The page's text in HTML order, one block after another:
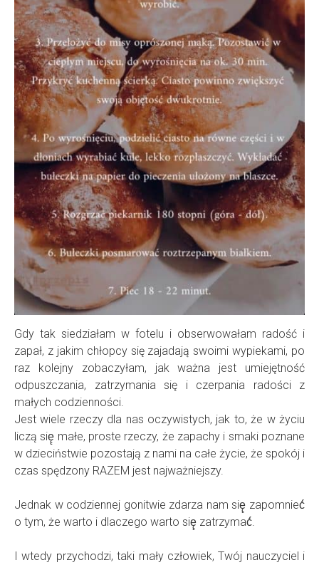
Gdy tak siedziałam w fotelu i obserwowałam radość i
zapał, z jakim chłopcy się zajadają swoimi wypiekami, po
raz kolejny zobaczyłam, jak ważna jest umiejętność
odpuszczania, zatrzymania się i czerpania radości z
małych codzienności.
Jest wiele rzeczy dla nas oczywistych, jak to, że w życiu
liczą się̨ małe, proste rzeczy, że zapachy i smaki poznane
w dzieciństwie pozostają z nami na całe życie, że spokój i
czas spędzony RAZEM jest najważniejszy.
Jednak w codziennej gonitwie zdarza nam się̨ zapomnieć́
o tym, że warto i dlaczego warto się̨ zatrzymać́.
I wtedy przychodzi, taki mały człowiek, Twój nauczyciel i